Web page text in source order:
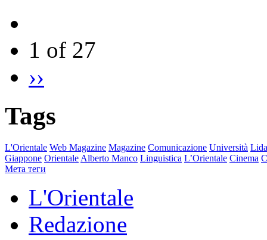
1 of 27
››
Tags
L'Orientale Web Magazine Magazine Comunicazione Università
Giappone Orientale Alberto Manco Linguistica L’Orientale Cinema
Мета теги
L'Orientale
Redazione